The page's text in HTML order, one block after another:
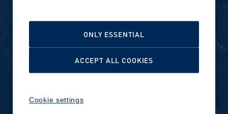
Reports and releases 2016–
Cookie Policy
Cookie settings
ONLY ESSENTIAL
ACCEPT ALL COOKIES